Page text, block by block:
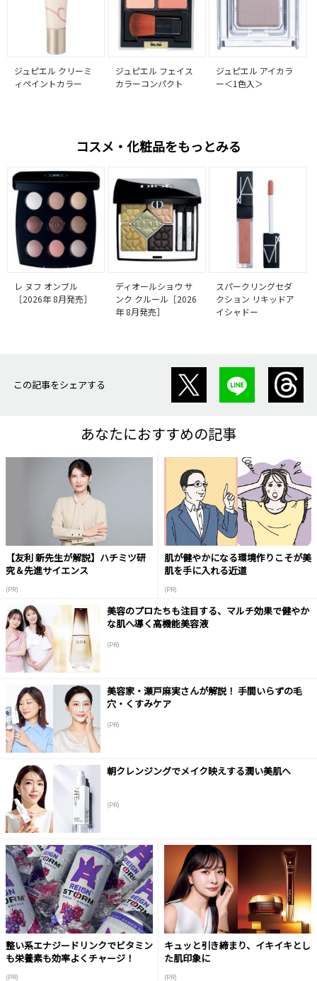
ジュピエル クリーミ
ィペイントカラー
ジュピエル フェイス
カラーコンパクト
ジュピエル アイカラ
ー＜1色入＞
コスメ・化粧品をもっとみる
レ ヌフ オンブル
［2026年 8月発売］
ディオールショウ サ
ンク クルール［2026
年 8月発売］
スパークリングセダ
クション リキッドア
イシャドー
この記事をシェアする
あなたにおすすめの記事
【友利 新先生が解説】ハチミツ研
究＆先進サイエンス
(PR)
肌が健やかになる環境作りこそが美
肌を手に入れる近道
(PR)
美容のプロたちも注目する、マルチ効果で健やか
な肌へ導く高機能美容液
(PR)
美容家・瀬戸麻実さんが解説！ 手間いらずの毛
穴・くすみケア
(PR)
朝クレンジングでメイク映えする潤い美肌へ
(PR)
整い系エナジードリンクでビタミン
も栄養素も効率よくチャージ！
(PR)
キュッと引き締まり、イキイキとし
た肌印象に
(PR)